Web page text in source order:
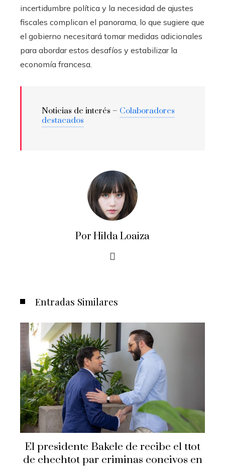
incertidumbre política y la necesidad de ajustes
fiscales complican el panorama, lo que sugiere que
el gobierno necesitará tomar medidas adicionales
para abordar estos desafíos y estabilizar la
economía francesa.
Noticias de interés – Colaboradores
destacados
Por Hilda Loaiza
Entradas Similares
de recibe el ttot
concivos en
Secretario de Estado
visita El